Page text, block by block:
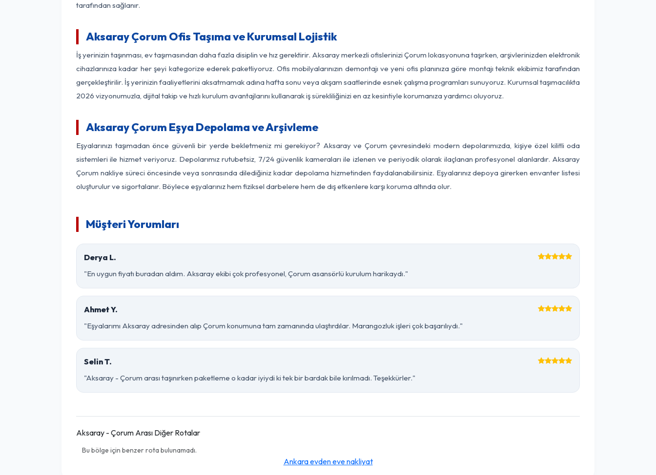
tarafından sağlanır.
Aksaray Çorum Ofis Taşıma ve Kurumsal Lojistik
İş yerinizin taşınması, ev taşımasından daha fazla disiplin ve hız gerektirir. Aksaray merkezli ofislerinizi Çorum lokasyonuna taşırken, arşivlerinizden elektronik
cihazlarınıza kadar her şeyi kategorize ederek paketliyoruz. Ofis mobilyalarınızın demontajı ve yeni ofis planınıza göre montajı teknik ekibimiz tarafından
gerçekleştirilir. İş yerinizin faaliyetlerini aksatmamak adına hafta sonu veya akşam saatlerinde esnek çalışma programları sunuyoruz. Kurumsal taşımacılıkta
2026 vizyonumuzla, dijital takip ve hızlı kurulum avantajlarını kullanarak iş sürekliliğinizi en az kesintiyle korumanıza yardımcı oluyoruz.
Aksaray Çorum Eşya Depolama ve Arşivleme
Eşyalarınızı taşımadan önce güvenli bir yerde bekletmeniz mi gerekiyor? Aksaray ve Çorum çevresindeki modern depolarımızda, kişiye özel kilitli oda
sistemleri ile hizmet veriyoruz. Depolarımız rutubetsiz, 7/24 güvenlik kameraları ile izlenen ve periyodik olarak ilaçlanan profesyonel alanlardır. Aksaray
Çorum nakliye süreci öncesinde veya sonrasında dilediğiniz kadar depolama hizmetinden faydalanabilirsiniz. Eşyalarınız depoya girerken envanter listesi
oluşturulur ve sigortalanır. Böylece eşyalarınız hem fiziksel darbelere hem de dış etkenlere karşı koruma altında olur.
Müşteri Yorumları
Derya L.
"En uygun fiyatı buradan aldım. Aksaray ekibi çok profesyonel, Çorum asansörlü kurulum harikaydı."
Ahmet Y.
"Eşyalarımı Aksaray adresinden alıp Çorum konumuna tam zamanında ulaştırdılar. Marangozluk işleri çok başarılıydı."
Selin T.
"Aksaray - Çorum arası taşınırken paketleme o kadar iyiydi ki tek bir bardak bile kırılmadı. Teşekkürler."
Aksaray - Çorum Arası Diğer Rotalar
Bu bölge için benzer rota bulunamadı.
Ankara evden eve nakliyat